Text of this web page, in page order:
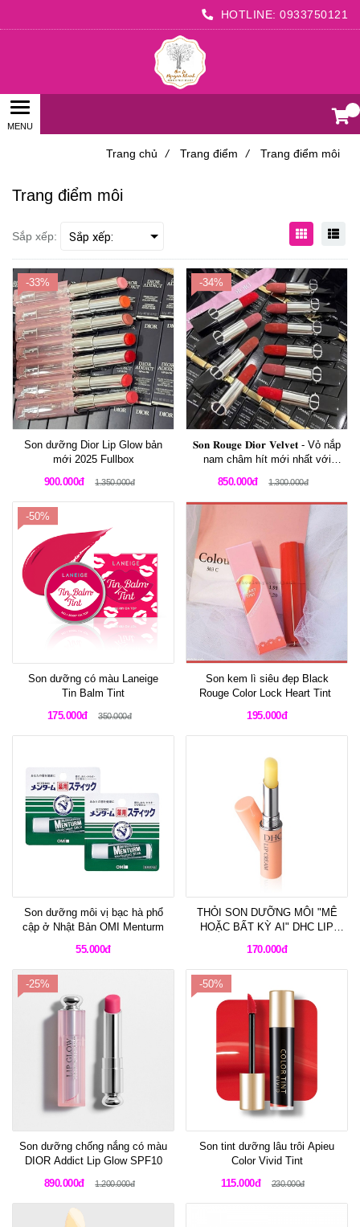
HOTLINE: 0933750121
Trang chủ / Trang điểm / Trang điểm môi
Trang điểm môi
Sắp xếp:
-33%
Son dưỡng Dior Lip Glow bản
mới 2025 Fullbox
900.000đ
1.350.000đ
-34%
𝐒𝐨𝐧 𝐑𝐨𝐮𝐠𝐞 𝐃𝐢𝐨𝐫 𝐕𝐞𝐥𝐯𝐞𝐭 - Vỏ nắp
nam châm hít mới nhất với
850.000đ 1.300.000đ
-50%
Son dưỡng có màu Laneige
Tin Balm Tint
175.000đ
350.000đ
Son kem lì siêu đẹp Black
Rouge Color Lock Heart Tint
195.000đ
Son dưỡng môi vị bạc hà phổ
cập ở Nhật Bản OMI Menturm
55.000đ
THỎI SON DƯỠNG MÔI "MÊ
HOẶC BẤT KỲ AI" DHC LIP
170.000đ
-25%
Son dưỡng chống nắng có màu
DIOR Addict Lip Glow SPF10
890.000đ
1.200.000đ
-50%
Son tint dưỡng lâu trôi Apieu
Color Vivid Tint
115.000đ
230.000đ